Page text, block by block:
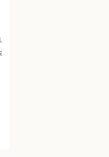
Дзержинского, 28